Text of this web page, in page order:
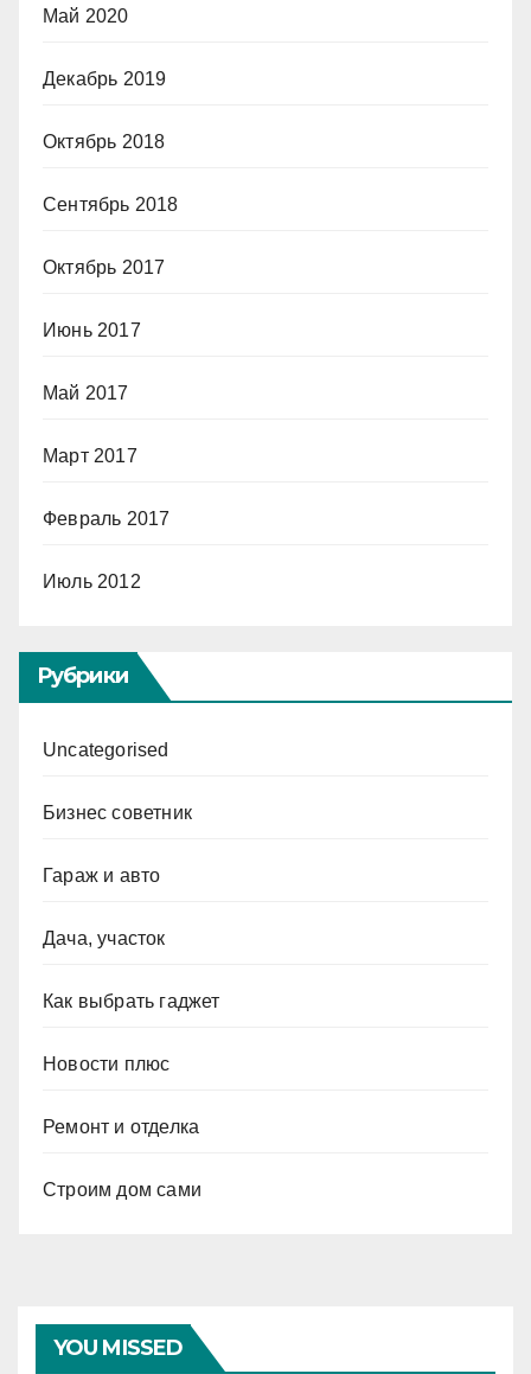
Май 2020
Декабрь 2019
Октябрь 2018
Сентябрь 2018
Октябрь 2017
Июнь 2017
Май 2017
Март 2017
Февраль 2017
Июль 2012
Рубрики
Uncategorised
Бизнес советник
Гараж и авто
Дача, участок
Как выбрать гаджет
Новости плюс
Ремонт и отделка
Строим дом сами
YOU MISSED